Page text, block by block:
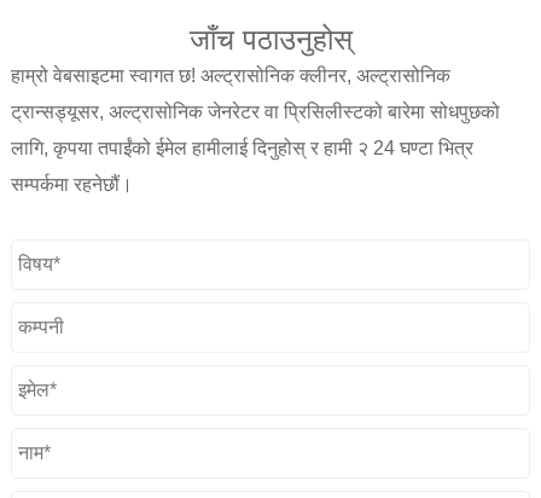
जाँच पठाउनुहोस्
हाम्रो वेबसाइटमा स्वागत छ! अल्ट्रासोनिक क्लीनर, अल्ट्रासोनिक
ट्रान्सड्यूसर, अल्ट्रासोनिक जेनरेटर वा प्रिसिलीस्टको बारेमा सोधपुछको
लागि, कृपया तपाईंको ईमेल हामीलाई दिनुहोस् र हामी २ 24 घण्टा भित्र
सम्पर्कमा रहनेछौं।